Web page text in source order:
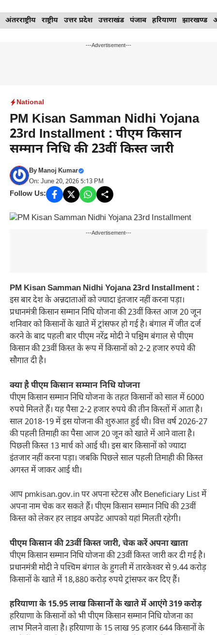
Skip
to
अंतरराष्ट्रीय राष्ट्रीय उत्तर प्रदेश उत्तराखंड पंजाब हरियाणा झारखण्ड
---Advertisement---
National
PM Kisan Samman Nidhi Yojana
23rd Installment : पीएम किसान
सम्मान निधि की 23वीं किस्त जारी
ByManoj Kumar
On: June 20, 2026 5:13 PM
Follow Us:
---Advertisement---
PM Kisan Samman Nidhi Yojana 23rd Installment :
इस बार देश के अन्नदाताओं को ज्यादा इंतजार नहीं करना पड़ा।
प्रधानमंत्री किसान सम्मान निधि योजना की 23वीं किस्त आज 20 जून
शनिवार को क‍िसानों के खाते में ट्रांसफर हो गई है। बंगाल में जीत दर्ज
करने के बाद पहली बार पीएम नरेंद्र मोदी ने पश्चिम बंगाल से पीएम
किसान की 23वीं किस्त के रूप में किसानों को 2-2 हजार रुपये की
सौगात दी है।
क्‍या है पीएम क‍िसान सम्‍मान न‍िध‍ि योजना
पीएम किसान सम्मान निधि योजना के तहत किसानों को साल में 6000
रुपये मिलते हैं। यह पैसा 2-2 हजार रुपये की तीन किस्तों में आता है।
साल 2018-19 में इस योजना की शुरुआत हुई थी। वित्त वर्ष 2026-27
की पहली तिमाही का पैसा आज 20 जून को खाते में आने वाला है।
पिछली किस्त 13 मार्च को आई थी। इस बार किसानों को ज्यादा
इंतजार नहीं करना पड़ा। जबकि पिछले साल पहली तिमाही की किस्त
अगस्त में जाकर आई थी।
आप pmkisan.gov.in पर अपना स्टेटस और Beneficiary List में
अपना नाम चेक कर सकते हैं। पीएम किसान सम्मान निधि की 23वीं
किस्त को लेकर हर लाइव अपडेट आपको यहां मिलती रहेगी।
पीएम क‍िसान की 23वीं क‍िस्‍त जारी, चेक करें अपना खाता
पीएम क‍िसान सम्‍मान न‍िध‍ि योजना की 23वीं क‍िस्‍त जारी कर दी गई है।
प्रधानमंत्री मोदी ने पश्‍च‍िम बंगाल के हुगली में तारकेश्‍वर से 9.44 करोड़
क‍िसानों के खाते में 18,880 करोड़ रुपये ट्रांसफर कर द‍िए हैं।
हरियाणा के 15.95 लाख किसानों के खाते में आएंगे 319 करोड़
हरियाणा के किसानों को भी पीएम किसान सम्मान निधि योजना का
लाभ मिलने वाला है। हरियाणा के 15 लाख 95 हजार 644 किसानों के